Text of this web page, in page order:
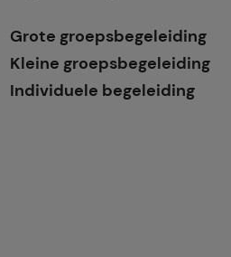
Grote groepsbegeleiding
Kleine groepsbegeleiding
Individuele begeleiding